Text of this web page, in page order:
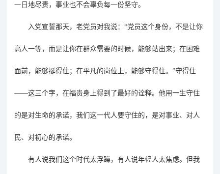
一日地尽责，事业也不会辜负每一份坚守。
入党宣誓那天，老党员对我说： “党员这个身份，不是让你
高人一等，而是让你在群众需要的时候，能够站出来；在困难
面前，能够挺得住；在平凡的岗位上，能够守得住。”守得住
——这三个字，在福贵身上得到了最好的诠释。他用一生守住
的是对生命的承诺，我们这一代人要守住的，是对事业、对人
民、对初心的承诺。
有人说我们这个时代太浮躁，有人说年轻人太焦虑。但我